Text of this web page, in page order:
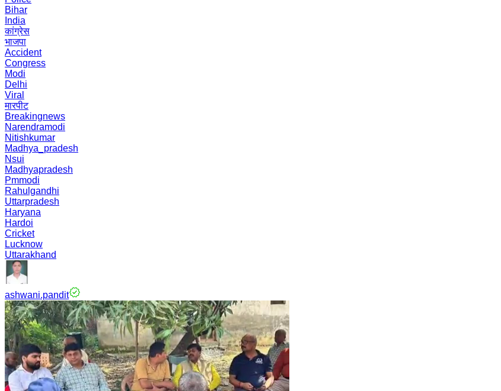
Bihar
India
कांग्रेस
भाजपा
Accident
Congress
Modi
Delhi
Viral
मारपीट
Breakingnews
Narendramodi
Nitishkumar
Madhya_pradesh
Nsui
Madhyapradesh
Pmmodi
Rahulgandhi
Uttarpradesh
Haryana
Hardoi
Cricket
Lucknow
Uttarakhand
ashwani.pandit